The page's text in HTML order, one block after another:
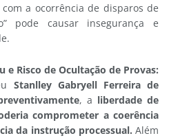
a ocorrência de disparos de
pode causar insegurança e
e Risco de Ocultação de Provas:
Stanlley Gabryell Ferreira de
, a liberdade de
comprometer a coerência
da instrução processual. Além